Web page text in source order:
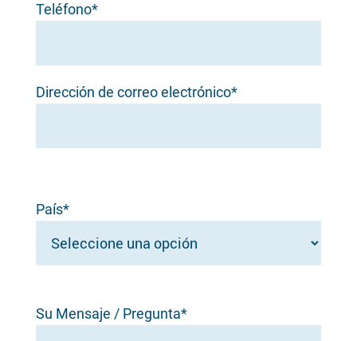
Teléfono*
Dirección de correo electrónico*
País*
Su Mensaje / Pregunta*